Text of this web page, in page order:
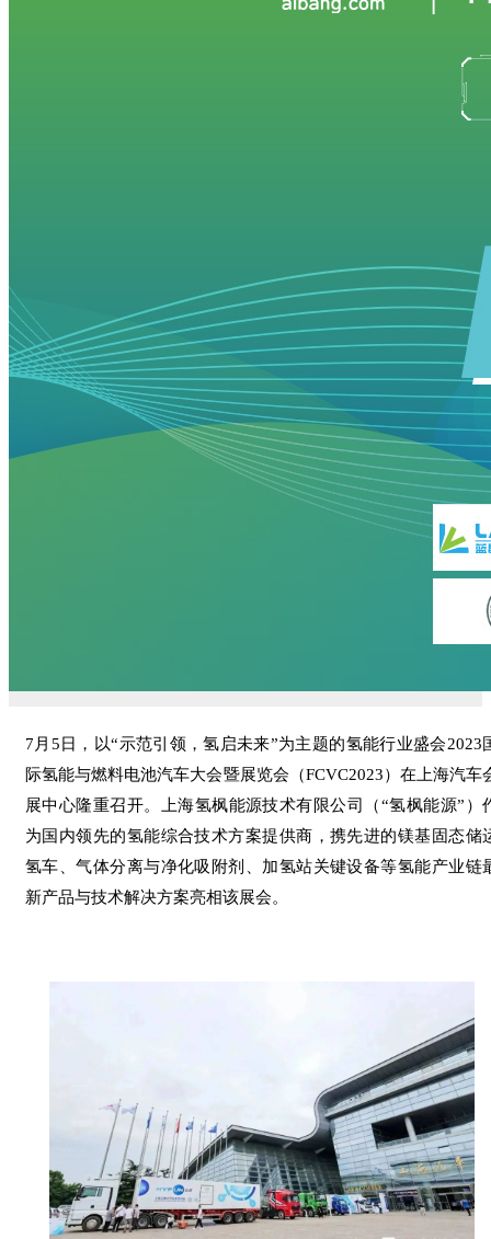
7月5日，以“示范引领，氢启未来”为主题的氢能行业盛会2023
际氢能与燃料电池汽车大会暨展览会（FCVC2023）在上海汽车
展中心隆重召开。上海氢枫能源技术有限公司（“氢枫能源”）
为国内领先的氢能综合技术方案提供商，携先进的镁基固态储
氢车、气体分离与净化吸附剂、加氢站关键设备等氢能产业链
新产品与技术解决方案亮相该展会。